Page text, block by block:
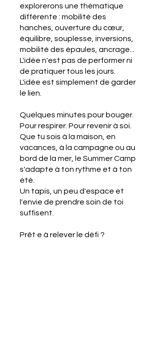
explorerons une thématique
différente : mobilité des
hanches, ouverture du cœur,
équilibre, souplesse, inversions,
mobilité des épaules, ancrage...
L'idée n'est pas de performer ni
de pratiquer tous les jours.
L'idée est simplement de garder
le lien.
Quelques minutes pour bouger.
Pour respirer. Pour revenir à soi.
Que tu sois à la maison, en
vacances, à la campagne ou au
bord de la mer, le Summer Camp
s'adapte à ton rythme et à ton
été.
Un tapis, un peu d'espace et
l'envie de prendre soin de toi
suffisent.
Prêt·e à relever le défi ?